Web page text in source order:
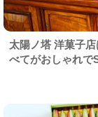
太陽ノ塔 洋菓子
べてがおしゃれで